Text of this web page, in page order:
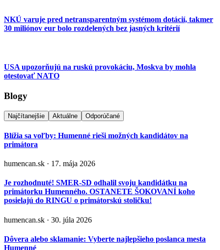
NKÚ varuje pred netransparentným systémom dotácií, takmer
30 miliónov eur bolo rozdelených bez jasných kritérií
USA upozorňujú na ruskú provokáciu, Moskva by mohla
otestovať NATO
Blogy
Najčítanejšie Aktuálne Odporúčané
Blížia sa voľby: Humenné rieši možných kandidátov na
primátora
humencan.sk · 17. mája 2026
Je rozhodnuté! SMER-SD odhalil svoju kandidátku na
primátorku Humenného. OSTANETE ŠOKOVANÍ koho
posielajú do RINGU o primátorskú stoličku!
humencan.sk · 30. júla 2026
Dôvera alebo sklamanie: Vyberte najlepšieho poslanca mesta
Humenné